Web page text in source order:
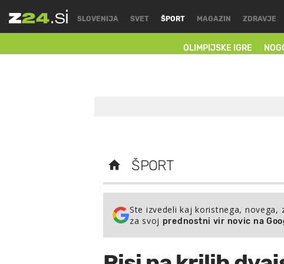
SLOVENIJA SVET ŠPORT
OLIMPIJSKE IGRE
MAGAZIN ZDRAVJE
ŠPORT
Ste izvedeli kaj koristnega,
za svoj prednostni vir novic na